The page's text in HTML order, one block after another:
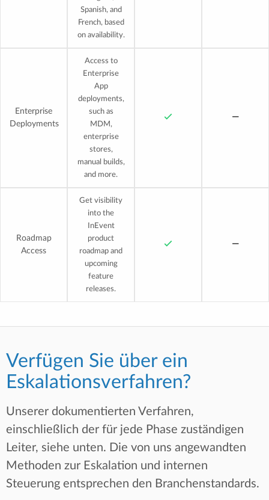
Spanish, and
French, based
on availability.
Enterprise
Deployments
Access to
Enterprise
App
deployments,
such as
MDM,
enterprise
stores,
manual builds,
and more.
Roadmap
Access
Get visibility
into the
InEvent
product
roadmap and
upcoming
feature
releases.
Verfügen Sie über ein
Eskalationsverfahren?
Unserer dokumentierten Verfahren,
einschließlich der für jede Phase zuständigen
Leiter, siehe unten. Die von uns angewandten
Methoden zur Eskalation und internen
Steuerung entsprechen den Branchenstandards.